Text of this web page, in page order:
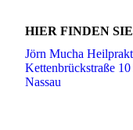
HIER FINDEN
Jörn Mucha
Kettenbrückstraße
Nassau